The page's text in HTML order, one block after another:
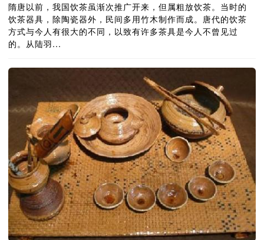
隋唐以前，我国饮茶虽渐次推广开来，但属粗放饮茶。当时的
饮茶器具，除陶瓷器外，民间多用竹木制作而成。唐代的饮茶
方式与今人有很大的不同，以致有许多茶具是今人不曾见过
的。从陆羽...